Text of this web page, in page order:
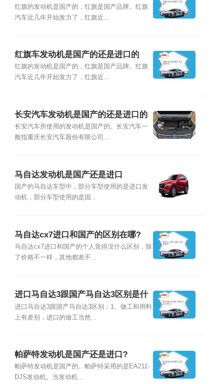
红旗的发动机是国产的，红旗是国产品牌。红旗
汽车近几年开始发力了，红旗近...
红旗车发动机是国产的还是进口的
红旗的发动机是国产的，红旗是国产品牌。红旗
汽车近几年开始发力了，红旗近...
长安汽车发动机是国产的还是进口的
长安汽车所使用的发动机是国产的。长安汽车一
般指重庆长安汽车股份有限公司...
马自达发动机是国产还是进口
国产的马自达车型中，部分车型使用的是进口发
动机，部分车型使用的是国...
马自达cx7进口和国产的区别在哪?
马自达cx7进口和国产的个人觉得没什么区别，除
了价格不一样，其他都差不...
进口马自达3跟国产马自达3区别是什
么?
进口马自达3跟国产马自达3区别：1、做工和用料
上有差别，进口的做工当然...
帕萨特发动机是国产还是进口?
帕萨特发动机是国产的。帕萨特采用的是EA211-
DJS发动机。当发动机...